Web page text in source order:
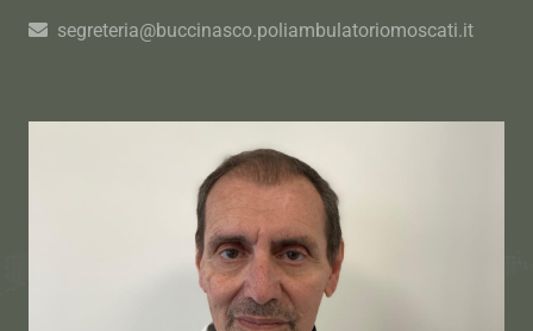
segreteria@buccinasco.poliambulatoriomoscati.it